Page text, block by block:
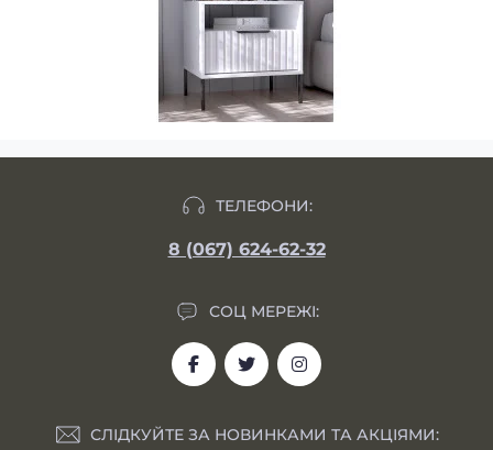
ТЕЛЕФОНИ:
8 (067) 624-62-32
СОЦ МЕРЕЖІ:
СЛІДКУЙТЕ ЗА НОВИНКАМИ ТА АКЦІЯМИ: